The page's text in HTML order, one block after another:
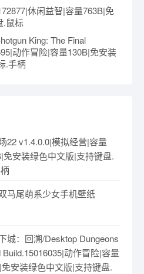
休闲益智|容量763B|免
.鼠标
King: The Final
动作冒险|容量130B|免安装
.手柄
22 v1.4.0.0|模拟经营|容量
免安装绿色中文版|支持键盘.
马尾萌系少女手机壁纸
城：回溯/Desktop Dungeons
Build.15016035|动作冒险|容量
安装绿色中文版|支持键盘.